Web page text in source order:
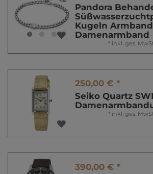
Pandora
Kugeln Armband
Damenarmband
* inkl. ges.
250,00 € *
Seiko Quartz
* inkl. ges.
390,00 € *